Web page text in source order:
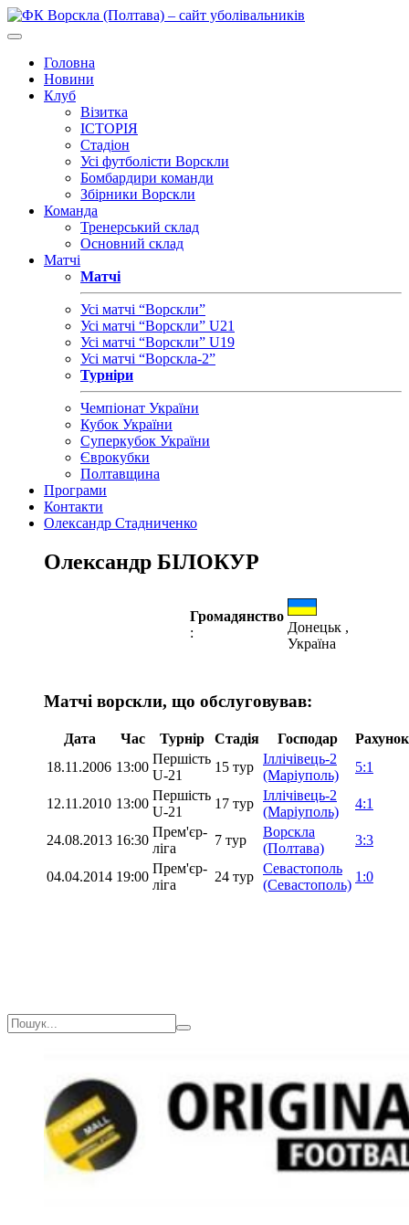
Головна
Новини
Клуб
Візитка
ІСТОРІЯ
Стадіон
Усі футболісти Ворскли
Бомбардири команди
Збірники Ворскли
Команда
Тренерський склад
Основний склад
Матчі
Матчі
Усі матчі “Ворскли”
Усі матчі “Ворскли” U21
Усі матчі “Ворскли” U19
Усі матчі “Ворскла-2”
Турніри
Чемпіонат України
Кубок України
Суперкубок України
Єврокубки
Полтавщина
Програми
Контакти
Олександр Стадниченко
Олександр БІЛОКУР
Громадянство
:
Донецьк ,
Україна
Матчі ворскли, що обслуговував:
Дата Час Турнір Стадія Господар
Рахунок
18.11.2006 13:00
Першість
U-21
15 тур
Іллічівець-2
(Маріуполь)
5:1
12.11.2010 13:00
Першість
U-21
17 тур
Іллічівець-2
(Маріуполь)
4:1
24.08.2013 16:30
Прем'єр-
ліга
7 тур
Ворскла
(Полтава)
3:3
04.04.2014 19:00
Прем'єр-
ліга
24 тур
Севастополь
(Севастополь)
1:0